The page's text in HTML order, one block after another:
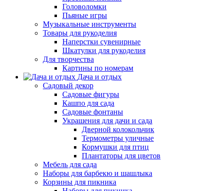
Головоломки
Пьяные игры
Музыкальные инструменты
Товары для рукоделия
Наперстки сувенирные
Шкатулки для рукоделия
Для творчества
Картины по номерам
Дача и отдых
Садовый декор
Садовые фигуры
Кашпо для сада
Садовые фонтаны
Украшения для дачи и сада
Дверной колокольчик
Термометры уличные
Кормушки для птиц
Плантаторы для цветов
Мебель для сада
Наборы для барбекю и шашлыка
Корзины для пикника